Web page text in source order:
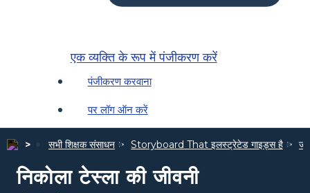
एक व्यक्ति के रूप में पंजीकरण करें
पंजीकरण करवाना
पर लॉग ऑन करें
सभी शिक्षक संसाधन Storyboard That इलस्ट्रेटेड गाइड्स है
निकोला टेस्ला की जीवनी